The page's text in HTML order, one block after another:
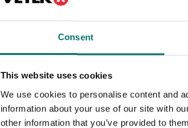
Consent
This website uses cookies
We use cookies to personalise content and
information about your use of our site with
other information that you’ve provided to